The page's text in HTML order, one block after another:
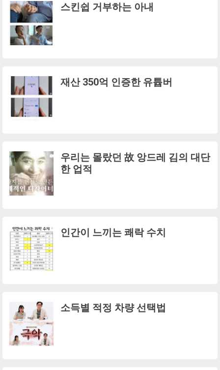
스킨쉽 거부하는 아내
재산 350억 인증한 유튭버
우리는 몰랐던 故 앙드레 김의 대단
한 업적
인간이 느끼는 쾌락 수치
소득별 적정 차량 선택법